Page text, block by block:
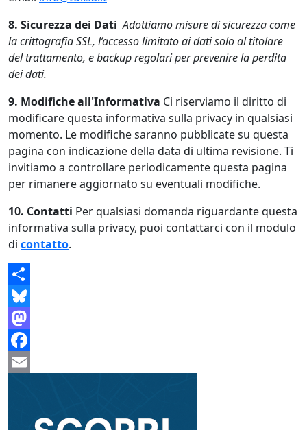
8. Sicurezza dei Dati Adottiamo misure di sicurezza come
la crittografia SSL, l’accesso limitato ai dati solo al titolare
del trattamento, e backup regolari per prevenire la perdita
dei dati.
9. Modifiche all'Informativa Ci riserviamo il diritto di
modificare questa informativa sulla privacy in qualsiasi
momento. Le modifiche saranno pubblicate su questa
pagina con indicazione della data di ultima revisione. Ti
invitiamo a controllare periodicamente questa pagina
per rimanere aggiornato su eventuali modifiche.
10. Contatti Per qualsiasi domanda riguardante questa
informativa sulla privacy, puoi contattarci con il modulo
di contatto.
Share
Bluesky
Mastodon
Facebook